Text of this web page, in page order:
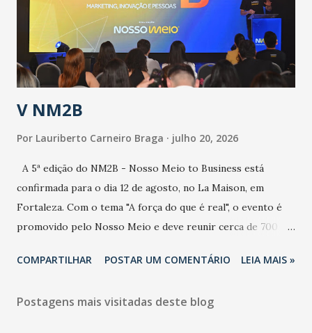
contaminação maior que outros coronavírus”, apontou o
secretário. Segundo ele, é uma epidemia com chance de
contaminação alta, podendo gerar um grande risco à
população e ao sistema de saúde. “Precisamos saber fazer a
estratificação do risco da doença, para não so...
V NM2B
Por Lauriberto Carneiro Braga julho 20, 2026
A 5ª edição do NM2B - Nosso Meio to Business está
confirmada para o dia 12 de agosto, no La Maison, em
Fortaleza. Com o tema "A força do que é real", o evento é
promovido pelo Nosso Meio e deve reunir cerca de 700
e lideranças do Mercado Nacional. Desde 2022, o NM2B
de negócios do Nordeste, reunindo profissionais de marcas
COMPARTILHAR POSTAR UM COMENTÁRIO LEIA MAIS »
Postagens mais visitadas deste blog